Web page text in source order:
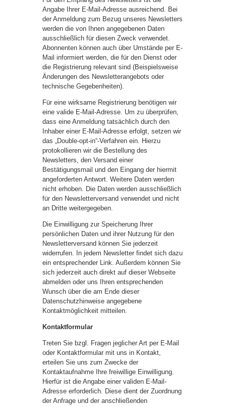
Angabe Ihrer E-Mail-Adresse ausreichend. Bei
der Anmeldung zum Bezug unseres Newsletters
werden die von Ihnen angegebenen Daten
ausschließlich für diesen Zweck verwendet.
Abonnenten können auch über Umstände per E-
Mail informiert werden, die für den Dienst oder
die Registrierung relevant sind (Beispielsweise
Änderungen des Newsletterangebots oder
technische Gegebenheiten).
Für eine wirksame Registrierung benötigen wir
eine valide E-Mail-Adresse. Um zu überprüfen,
dass eine Anmeldung tatsächlich durch den
Inhaber einer E-Mail-Adresse erfolgt, setzen wir
das „Double-opt-in“-Verfahren ein. Hierzu
protokollieren wir die Bestellung des
Newsletters, den Versand einer
Bestätigungsmail und den Eingang der hiermit
angeforderten Antwort. Weitere Daten werden
nicht erhoben. Die Daten werden ausschließlich
für den Newsletterversand verwendet und nicht
an Dritte weitergegeben.
Die Einwilligung zur Speicherung Ihrer
persönlichen Daten und ihrer Nutzung für den
Newsletterversand können Sie jederzeit
widerrufen. In jedem Newsletter findet sich dazu
ein entsprechender Link. Außerdem können Sie
sich jederzeit auch direkt auf dieser Webseite
abmelden oder uns Ihren entsprechenden
Wunsch über die am Ende dieser
Datenschutzhinweise angegebene
Kontaktmöglichkeit mitteilen.
Kontaktformular
Treten Sie bzgl. Fragen jeglicher Art per E-Mail
oder Kontaktformular mit uns in Kontakt,
erteilen Sie uns zum Zwecke der
Kontaktaufnahme Ihre freiwillige Einwilligung.
Hierfür ist die Angabe einer validen E-Mail-
Adresse erforderlich. Diese dient der Zuordnung
der Anfrage und der anschließenden